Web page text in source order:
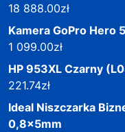
18 888.00zł
Kamera GoPro Hero
1 099.00zł
HP 953XL Czarny
221.74zł
Ideal Niszczarka
0,8x5mm